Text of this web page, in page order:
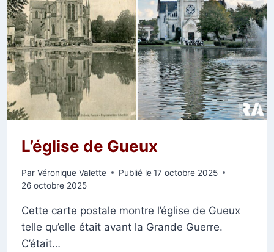
L’église de Gueux
Par Véronique Valette Publié le 17 octobre 2025
26 octobre 2025
Cette carte postale montre l’église de Gueux
telle qu’elle était avant la Grande Guerre.
C’était…